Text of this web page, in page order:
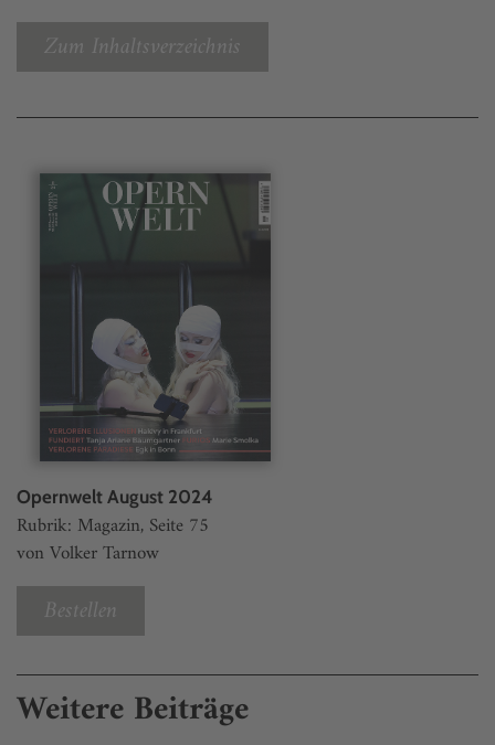
Zum Inhaltsverzeichnis
Opernwelt August 2024
Rubrik: Magazin, Seite 75
von Volker Tarnow
Bestellen
Weitere Beiträge